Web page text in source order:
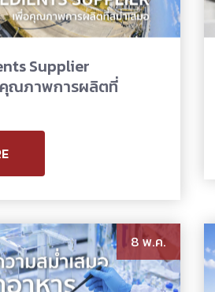
Supplier
ณภาพการผลิตที่
8 พ.ค.